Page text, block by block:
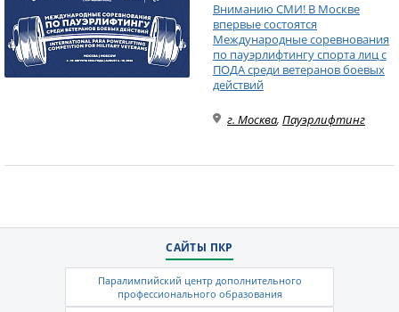
Вниманию СМИ! В Москве
впервые состоятся
Международные соревнования
по пауэрлифтингу спорта лиц с
ПОДА среди ветеранов боевых
действий
г. Москва, Пауэрлифтинг
САЙТЫ ПКР
Паралимпийский центр дополнительного
профессионального образования